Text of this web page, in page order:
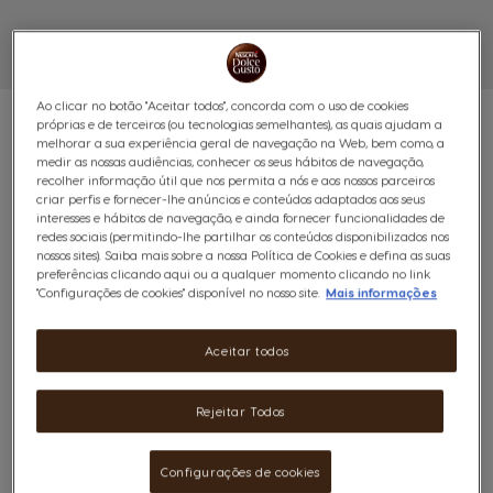
PACK SMALL OFFICE
NESCAFÉ® DOLCE GUSTO®
NEO BRANCO
Solução ideal para pequenos escritórios, com 1 máquina
NEO Branco, chávenas e uma seleção equilibrada de
Ao clicar no botão "Aceitar todos", concorda com o uso de cookies
próprias e de terceiros (ou tecnologias semelhantes), as quais ajudam a
melhorar a sua experiência geral de navegação na Web, bem como, a
medir as nossas audiências, conhecer os seus hábitos de navegação,
recolher informação útil que nos permita a nós e aos nossos parceiros
criar perfis e fornecer-lhe anúncios e conteúdos adaptados aos seus
interesses e hábitos de navegação, e ainda fornecer funcionalidades de
redes sociais (permitindo-lhe partilhar os conteúdos disponibilizados nos
nossos sites). Saiba mais sobre a nossa Política de Cookies e defina as suas
preferências clicando aqui ou a qualquer momento clicando no link
"Configurações de cookies" disponível no nosso site. Mais informações
Rejeitar Todos
Aceitar todos
Configurações de cookies